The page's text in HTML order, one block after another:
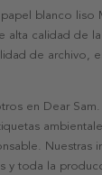
blanco liso
alta calidad de
de archivo,
en Dear
Nuestras
y toda la